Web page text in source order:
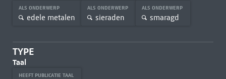
ALS ONDERWERP
edele metalen
ALS ONDERWERP
sieraden
ALS ONDERWERP
smaragd
TYPE
Taal
HEEFT PUBLICATIE TAAL